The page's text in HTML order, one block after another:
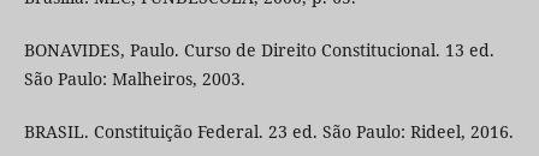
BONAVIDES, Paulo. Curso de Direito Constitucional. 13 ed.
São Paulo: Malheiros, 2003.
BRASIL. Constituição Federal. 23 ed. São Paulo: Rideel, 2016.